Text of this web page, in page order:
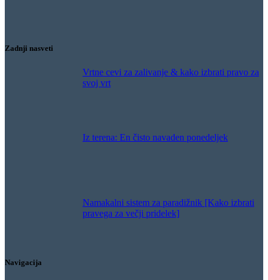
Puranja farma – Hlajenje hleva
Zadnji nasveti
Vrtne cevi za zalivanje & kako izbrati pravo za
svoj vrt
Iz terena: En čisto navaden ponedeljek
Namakalni sistem za paradižnik [Kako izbrati
pravega za večji pridelek]
Navigacija